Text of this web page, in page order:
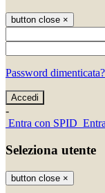
button close ×
Password dimenticata?
-
Entra con SPID
Seleziona utente
button close ×